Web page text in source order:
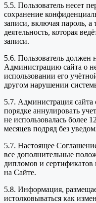
5.5. Пользователь несет
сохранение
записи, включая пароль, а
деятельность, которая
записи.
5.6. Пользователь должен
Администрацию сайта о
использовании его
другом нарушении
5.7. Администрация сайта
порядке аннулировать
не использовалась более
месяцев подряд без
5.7. Настоящее
все дополнительные
дипломов и сертификатов
на Сайте.
5.8. Информация,
истолковываться как